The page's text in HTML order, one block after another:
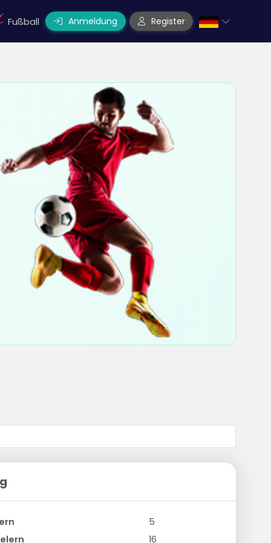
Fußball Anmeldung Register
5
16